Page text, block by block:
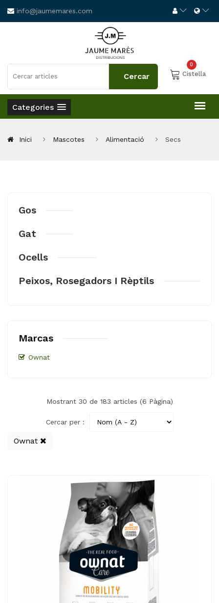
info@jaumemares.com
0
Cistella
Categories
Inici Mascotes Alimentació Secs
Gos
Gat
Ocells
Peixos, Rosegadors I Rèptils
Marcas
Ownat
Mostrant 30 de 183 articles (6 Pàgina)
Cercar per :
Ownat